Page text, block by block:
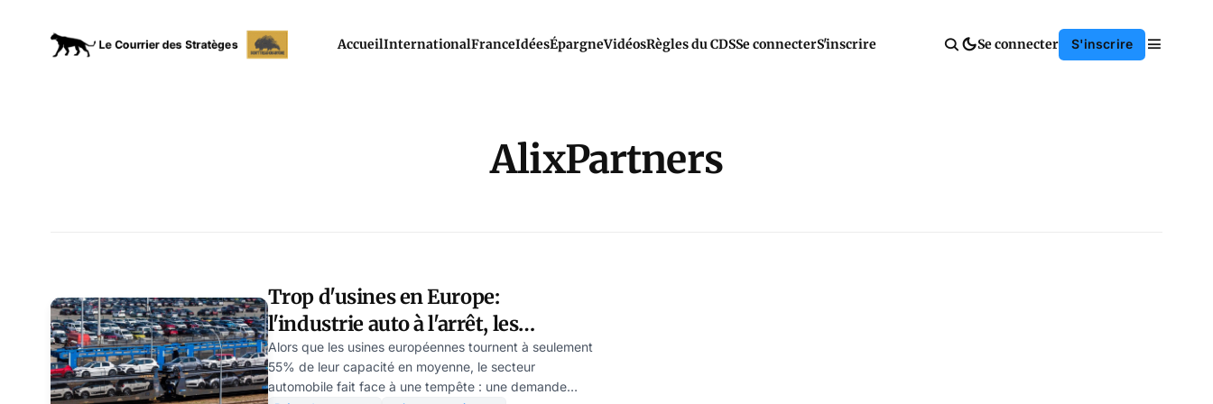
AccueilInternationalFranceIdéesÉpargneVidéosRègles du CDSSe connecterS'inscrire Se connecter S'inscrire
AlixPartners
Trop d'usines en Europe:
l'industrie auto à l'arrêt, les
Chinois attaquent
Alors que les usines européennes tournent à seulement
55% de leur capacité en moyenne, le secteur
automobile fait face à une tempête : une demande